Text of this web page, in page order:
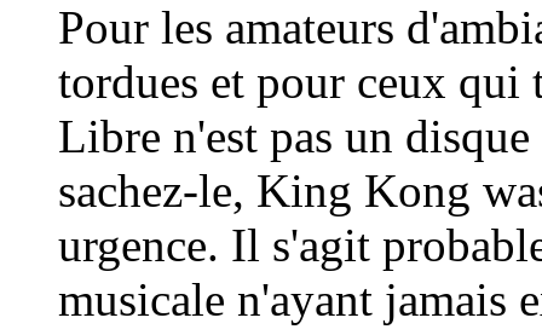
Pour les amateurs
tordues et pour ceux
Libre n'est pas un
sachez-le, King Kong
urgence. Il s'agit
musicale n'ayant jamais